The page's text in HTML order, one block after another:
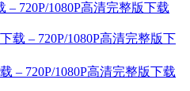
– 720P/1080P高清完整版下载
– 720P/1080P高清完整版下载